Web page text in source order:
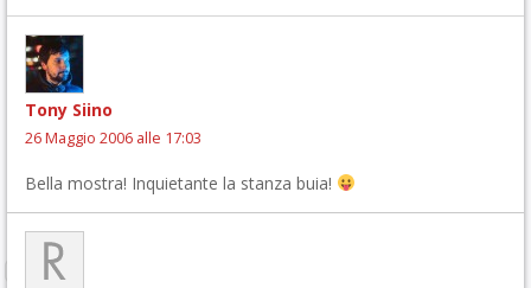
Tony Siino
26 Maggio 2006 alle 17:03
Bella mostra! Inquietante la stanza buia!